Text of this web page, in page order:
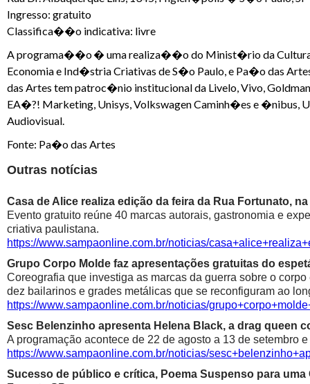
Ingresso: gratuito
Classifica��o indicativa: livre
A programa��o � uma realiza��o do Minist�rio da Cultura,
Economia e Ind�stria Criativas de S�o Paulo, e Pa�o das
das Artes tem patroc�nio institucional da Livelo, Vivo,
EA�?! Marketing, Unisys, Volkswagen Caminh�es e �nibus,
Audiovisual.
Fonte: Pa�o das Artes
Outras notícias
Casa de Alice realiza edição da feira da Rua Fortunato,
Evento gratuito reúne 40 marcas autorais, gastronomia e
criativa paulistana.
https://www.sampaonline.com.br/noticias/
Grupo Corpo Molde faz apresentações gratuitas do
Coreografia que investiga as marcas da guerra sobre o
dez bailarinos e grades metálicas que se reconfiguram ao
https://www.sampaonline.com.br/noticias/
Sesc Belenzinho apresenta Helena Black, a drag queen
A programação acontece de 22 de agosto a 13 de setembro
https://www.sampaonline.com.br/noticias/
Sucesso de público e crítica, Poema Suspenso para